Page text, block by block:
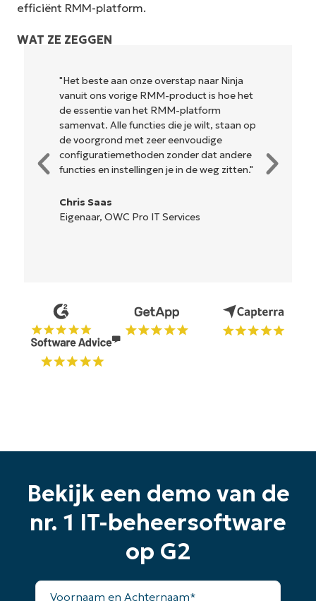
efficiënt RMM-platform.
WAT ZE ZEGGEN
onze overstap naar Ninja
RMM-product is hoe het
het RMM-platform
functies die je wilt, staan op
zeer eenvoudige
zonder dat andere
je in de weg zitten."
Pro IT Services
"NinjaOne is
en combineert een
krachtige back-end
ingewikkelde
beheren interface.
hulpmiddelen zijn
gemakkelijk te
Bekijk een demo van de
nr. 1 IT-beheersoftware
op G2
Voornaam
Begin uw proefperiode van 14
Geen creditcard nodig, volledige toegang tot alle
functies
First
and